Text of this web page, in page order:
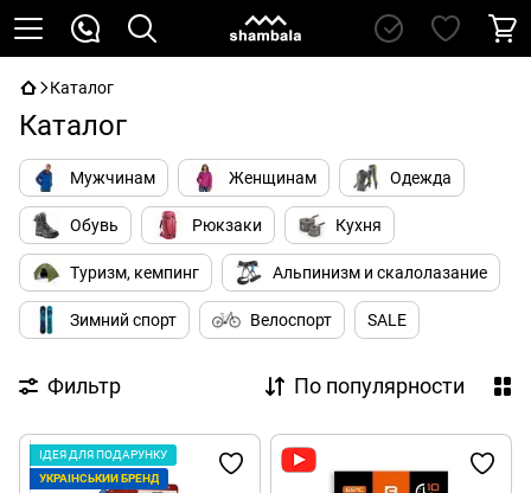
Каталог
Каталог
Мужчинам Женщинам Одежда
Обувь Рюкзаки Кухня
Туризм, кемпинг Альпинизм и скалолазание
Зимний спорт Велоспорт SALE
Фильтр По популярности
ІДЕЯ ДЛЯ ПОДАРУНКУ
УКРАЇНСЬКИЙ БРЕНД